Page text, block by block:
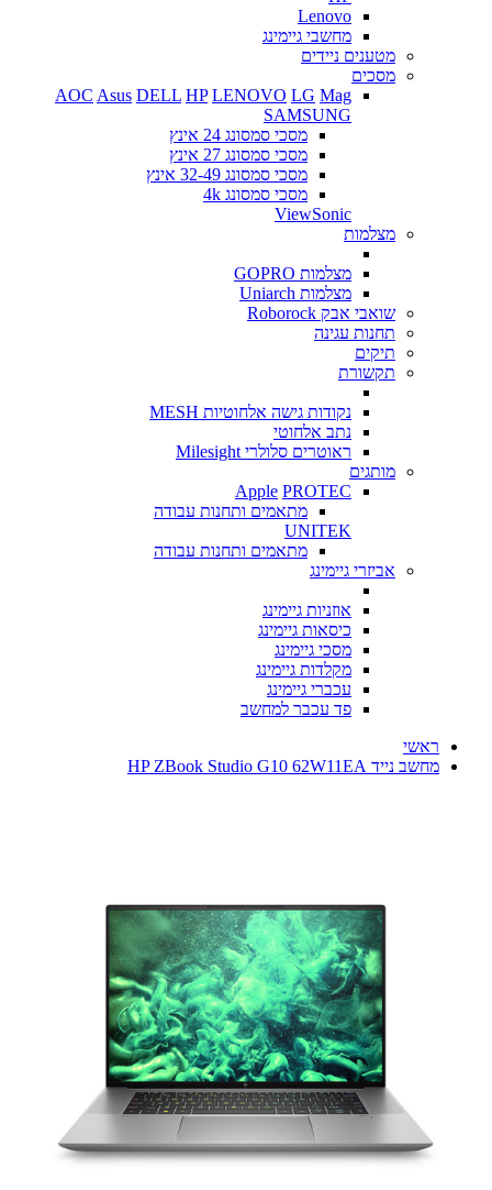
Lenovo
מחשבי גיימינג
מטענים ניידים
מסכים
AOC Asus DELL HP LENOVO LG Mag
SAMSUNG
מסכי סמסונג 24 אינץ
מסכי סמסונג 27 אינץ
מסכי סמסונג 32-49 אינץ
מסכי סמסונג 4k
ViewSonic
מצלמות
מצלמות GOPRO
מצלמות Uniarch
שואבי אבק Roborock
תחנות עגינה
תיקים
תקשורת
נקודות גישה אלחוטיות MESH
נתב אלחוטי
ראוטרים סלולרי Milesight
מותגים
Apple PROTEC
מתאמים ותחנות עבודה
UNITEK
מתאמים ותחנות עבודה
אביזרי גיימינג
אוזניות גיימינג
כיסאות גיימינג
מסכי גיימינג
מקלדות גיימינג
עכברי גיימינג
פד עכבר למחשב
ראשי
מחשב נייד HP ZBook Studio G10 62W11EA